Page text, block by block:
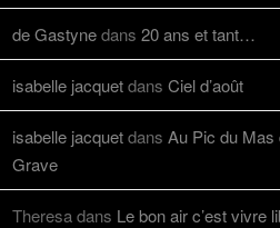
de Gastynedans 20 ans et tant…
isabelle jacquetdans Ciel d’août
isabelle jacquetdans Au Pic du Mas
Grave
Theresadans Le bon air c’est vivre